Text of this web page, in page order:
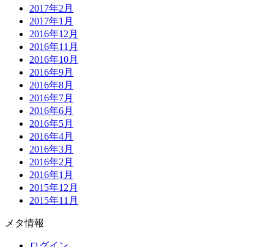
2017年2月
2017年1月
2016年12月
2016年11月
2016年10月
2016年9月
2016年8月
2016年7月
2016年6月
2016年5月
2016年4月
2016年3月
2016年2月
2016年1月
2015年12月
2015年11月
メタ情報